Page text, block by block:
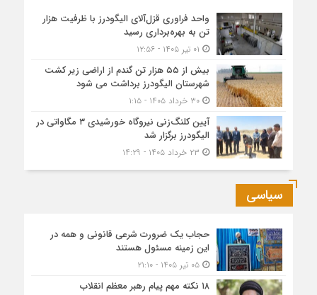
واحد فراوری قزل‌آلای الیگودرز با ظرفیت هزار
تن به بهره‌برداری رسید
بیش از ۵۵ هزار تن گندم از اراضی زیر کشت
شهرستان الیگودرز برداشت می شود
۳۰ خرداد ۱۴۰۵ - ۱:۱۵
آیین کلنگ‌زنی نیروگاه خورشیدی ۳ مگاواتی در
الیگودرز برگزار شد
سیاسی
حجاب یک ضرورت شرعی قانونی و همه در
این زمینه مسئول هستند
۰۵ تیر ۱۴۰۵ - ۲۱:۱۰
۱۸ نکته مهم پیام رهبر معظم انقلاب